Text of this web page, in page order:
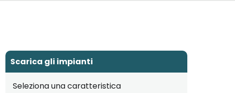
Scarica gli impianti
Seleziona una caratteristica